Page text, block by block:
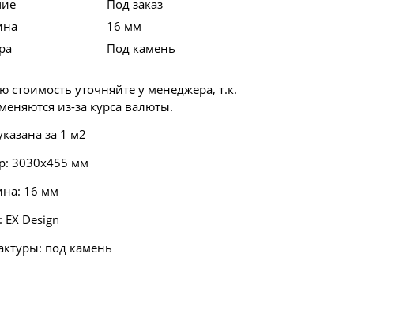
Под заказ
16 мм
Под камень
стоимость уточняйте у менеджера, т.к.
из-за курса валюты.
за 1 м2
3030х455 мм
16 мм
EX Design
под камень